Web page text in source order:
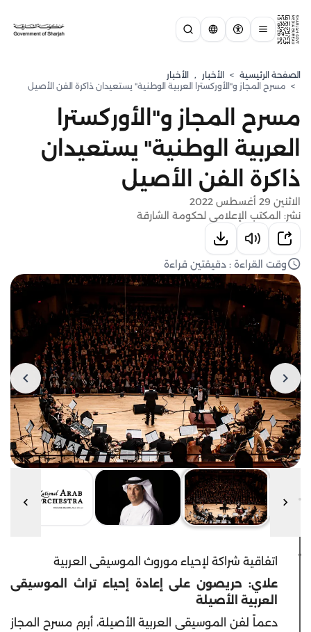
الصفحة الرئيسية > الأخبار , الأخبار
> مسرح المجاز و"الأوركسترا العربية الوطنية" يستعيدان ذاكرة الفن الأصيل
مسرح المجاز و"الأوركسترا
العربية الوطنية" يستعيدان
ذاكرة الفن الأصيل
الاثنين 29 أغسطس 2022
نشر: المكتب الإعلامي لحكومة الشارقة
وقت القراءة : دقيقتين قراءة
اتفاقية شراكة لإحياء موروث الموسيقى العربية
علاي: حريصون على إعادة إحياء تراث الموسيقى
العربية الأصيلة
دعماً لفن الموسيقى العربية الأصيلة، أبرم مسرح المجاز